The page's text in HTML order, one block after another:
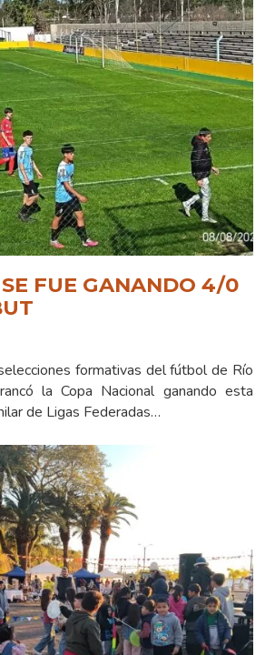
FUE GANANDO 4/0
formativas del fútbol de Río
la Copa Nacional ganando esta
de Ligas Federadas…